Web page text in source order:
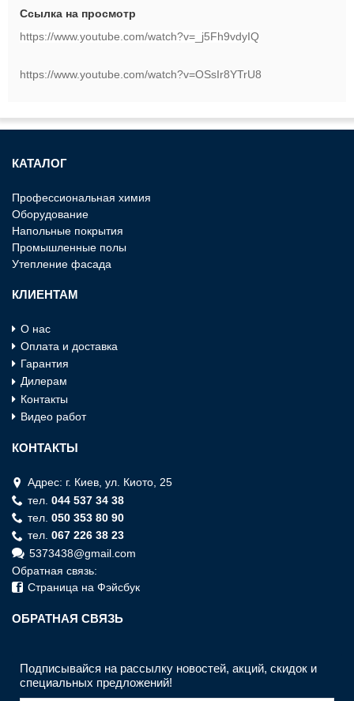
Cсылка на просмотр
https://www.youtube.com/watch?v=_j5Fh9vdyIQ
https://www.youtube.com/watch?v=OSsIr8YTrU8
КАТАЛОГ
Профессиональная химия
Оборудование
Напольные покрытия
Промышленные полы
Утепление фасада
КЛИЕНТАМ
О нас
Оплата и доставка
Гарантия
Дилерам
Контакты
Видео работ
КОНТАКТЫ
Адрес: г. Киев, ул. Киото, 25
тел. 044 537 34 38
тел. 050 353 80 90
тел. 067 226 38 23
5373438@gmail.com
Обратная связь:
Страница на Фэйсбук
ОБРАТНАЯ СВЯЗЬ
Подписывайся на рассылку новостей, акций, скидок и
специальных предложений!